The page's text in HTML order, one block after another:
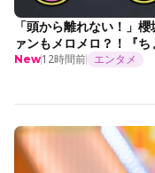
「頭から離れない！」
ァンもメロメロ？！『
New12時間前 エンタメ